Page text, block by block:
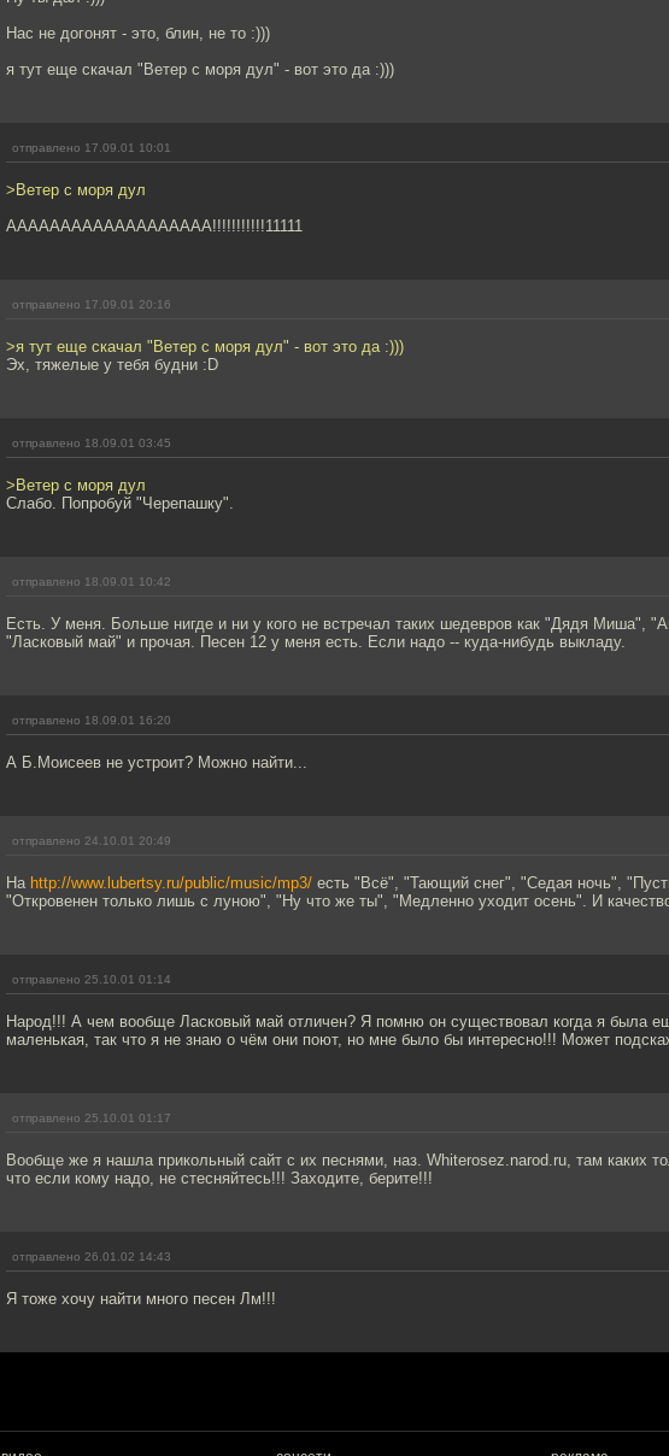
Нас не догонят - это, блин, не то :)))
я тут еще скачал "Ветер с моря дул" - вот это да :)))
отправлено 17.09.01 10:01
>Ветер с моря дул
ААААААААААААААААААА!!!!!!!!!!!11111
отправлено 17.09.01 20:16
>я тут еще скачал "Ветер с моря дул" - вот это да :)))
Эх, тяжелые у тебя будни :D
отправлено 18.09.01 03:45
>Ветер с моря дул
Слабо. Попробуй "Черепашку".
отправлено 18.09.01 10:42
Есть. У меня. Больше нигде и ни у кого не встречал таких шедевров как "Дядя Миша",
"Ласковый май" и прочая. Песен 12 у меня есть. Если надо -- куда-нибудь выкладу.
отправлено 18.09.01 16:20
А Б.Моисеев не устроит? Можно найти...
отправлено 24.10.01 20:49
На http://www.lubertsy.ru/public/music/mp3/ есть "Всё", "Тающий снег", "Седая ночь",
"Откровенен только лишь с луною", "Ну что же ты", "Медленно уходит осень". И
отправлено 25.10.01 01:14
Народ!!! А чем вообще Ласковый май отличен? Я помню он существовал когда я была
маленькая, так что я не знаю о чём они поют, но мне было бы интересно!!! Может
отправлено 25.10.01 01:17
Вообще же я нашла прикольный сайт с их песнями, наз. Whiterosez.narod.ru, там каких
что если кому надо, не стесняйтесь!!! Заходите, берите!!!
отправлено 26.01.02 14:43
Я тоже хочу найти много песен Лм!!!